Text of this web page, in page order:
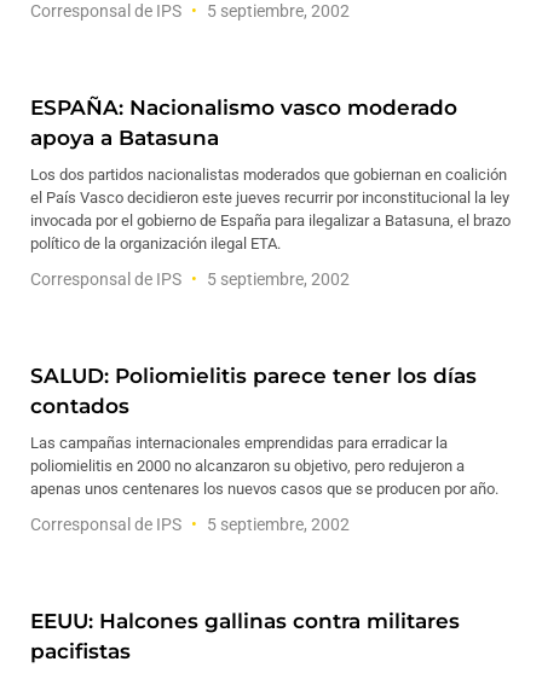
Corresponsal de IPS 5 septiembre, 2002
ESPAÑA: Nacionalismo vasco moderado
apoya a Batasuna
Los dos partidos nacionalistas moderados que gobiernan en coalición
el País Vasco decidieron este jueves recurrir por inconstitucional la ley
invocada por el gobierno de España para ilegalizar a Batasuna, el brazo
político de la organización ilegal ETA.
Corresponsal de IPS 5 septiembre, 2002
SALUD: Poliomielitis parece tener los días
contados
Las campañas internacionales emprendidas para erradicar la
poliomielitis en 2000 no alcanzaron su objetivo, pero redujeron a
apenas unos centenares los nuevos casos que se producen por año.
Corresponsal de IPS 5 septiembre, 2002
EEUU: Halcones gallinas contra militares
pacifistas